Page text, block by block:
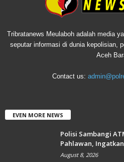
Tribratanews Meulaboh adalah media
seputar informasi di dunia kepolisian,
Aceh
Contact us:
EVEN MORE NEWS
Polisi Sambangi
Pahlawan,
August 8, 2026